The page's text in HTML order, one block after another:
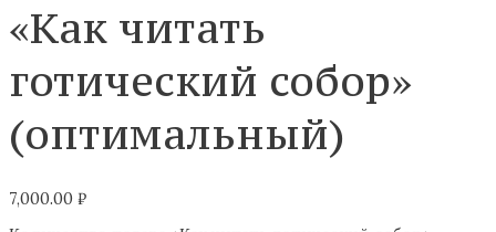
«Как читать
готический собор​»
(оптимальный)
7,000.00 ₽